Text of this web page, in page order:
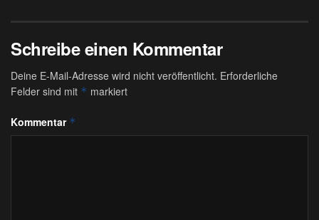
Schreibe einen Kommentar
Deine E-Mail-Adresse wird nicht veröffentlicht. Erforderliche
Felder sind mit * markiert
Kommentar *